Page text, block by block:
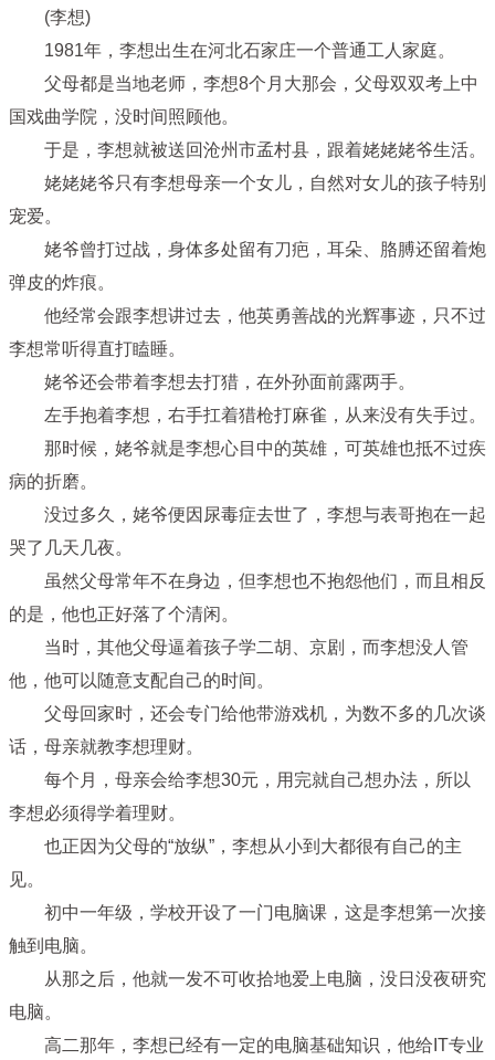
(李想)
1981年，李想出生在河北石家庄一个普通工人家庭。
父母都是当地老师，李想8个月大那会，父母双双考上中
国戏曲学院，没时间照顾他。
于是，李想就被送回沧州市孟村县，跟着姥姥姥爷生活。
姥姥姥爷只有李想母亲一个女儿，自然对女儿的孩子特别
宠爱。
姥爷曾打过战，身体多处留有刀疤，耳朵、胳膊还留着炮
弹皮的炸痕。
他经常会跟李想讲过去，他英勇善战的光辉事迹，只不过
李想常听得直打瞌睡。
姥爷还会带着李想去打猎，在外孙面前露两手。
左手抱着李想，右手扛着猎枪打麻雀，从来没有失手过。
那时候，姥爷就是李想心目中的英雄，可英雄也抵不过疾
病的折磨。
没过多久，姥爷便因尿毒症去世了，李想与表哥抱在一起
哭了几天几夜。
虽然父母常年不在身边，但李想也不抱怨他们，而且相反
的是，他也正好落了个清闲。
当时，其他父母逼着孩子学二胡、京剧，而李想没人管
他，他可以随意支配自己的时间。
父母回家时，还会专门给他带游戏机，为数不多的几次谈
话，母亲就教李想理财。
每个月，母亲会给李想30元，用完就自己想办法，所以
李想必须得学着理财。
也正因为父母的“放纵”，李想从小到大都很有自己的主
见。
初中一年级，学校开设了一门电脑课，这是李想第一次接
触到电脑。
从那之后，他就一发不可收拾地爱上电脑，没日没夜研究
电脑。
高二那年，李想已经有一定的电脑基础知识，他给IT专业